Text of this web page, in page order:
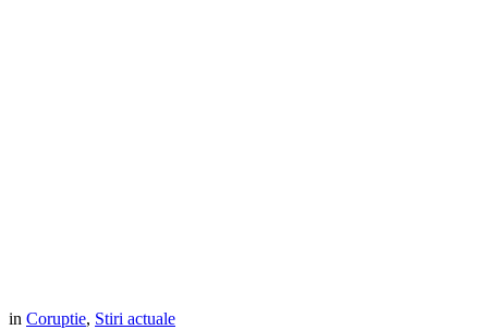
in Coruptie, Stiri actuale